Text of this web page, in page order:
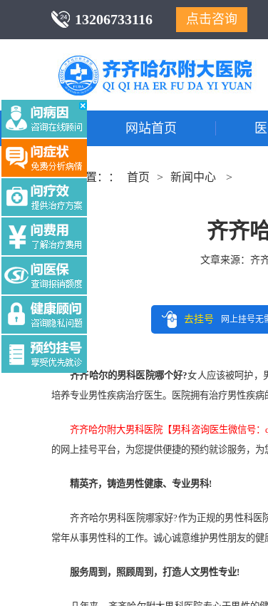
13206733116 点击咨询
网站首页
当前位置：： 首页 > 新闻中心 >
齐齐
文章来源： 齐
去挂号 网上挂号无
Tag:$tag
齐齐哈尔的男科医院哪个好?女人应该被呵护，
培养专业男性疾病治疗医生。医院拥有治疗男性疾
齐齐哈尔附大男科医院【男科咨询医生微信号：
的网上挂号平台，为您提供便捷的预约就诊服务，
精英齐，铸造男性健康、专业男科!
齐齐哈尔男科医院哪家好?作为正规的男性科医
常年从事男性科的工作。诚心诚意维护男性朋友的健
服务周到，照顾周到，打造人文男性专业!